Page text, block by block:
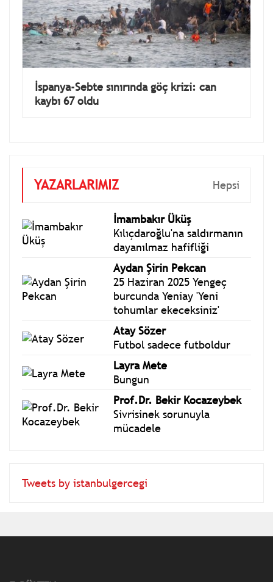
İspanya-Sebte sınırında göç krizi: can
İmambakır Üküş
Kılıçdaroğlu'na saldırmanın
dayanılmaz hafifliği
Aydan Şirin Pekcan
25 Haziran 2025 Yengeç
burcunda Yeniay 'Yeni
tohumlar ekeceksiniz'
Atay Sözer
Futbol sadece futboldur
Layra Mete
Bungun
Prof.Dr. Bekir Kocazeybek
Sivrisinek sorunuyla